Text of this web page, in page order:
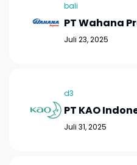
bali
PT Wahana
Juli 23, 2025
d3
PT KAO
Juli 31, 2025